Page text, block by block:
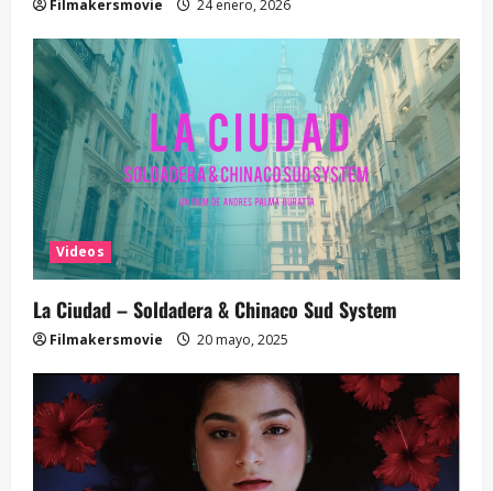
Filmakersmovie 24 enero, 2026
Videos
La Ciudad – Soldadera & Chinaco Sud System
Filmakersmovie 20 mayo, 2025